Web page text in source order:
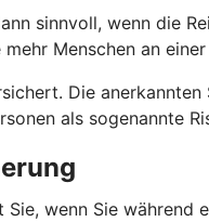
sinnvoll, wenn die
Menschen an
Die
als sogenannte
wenn Sie